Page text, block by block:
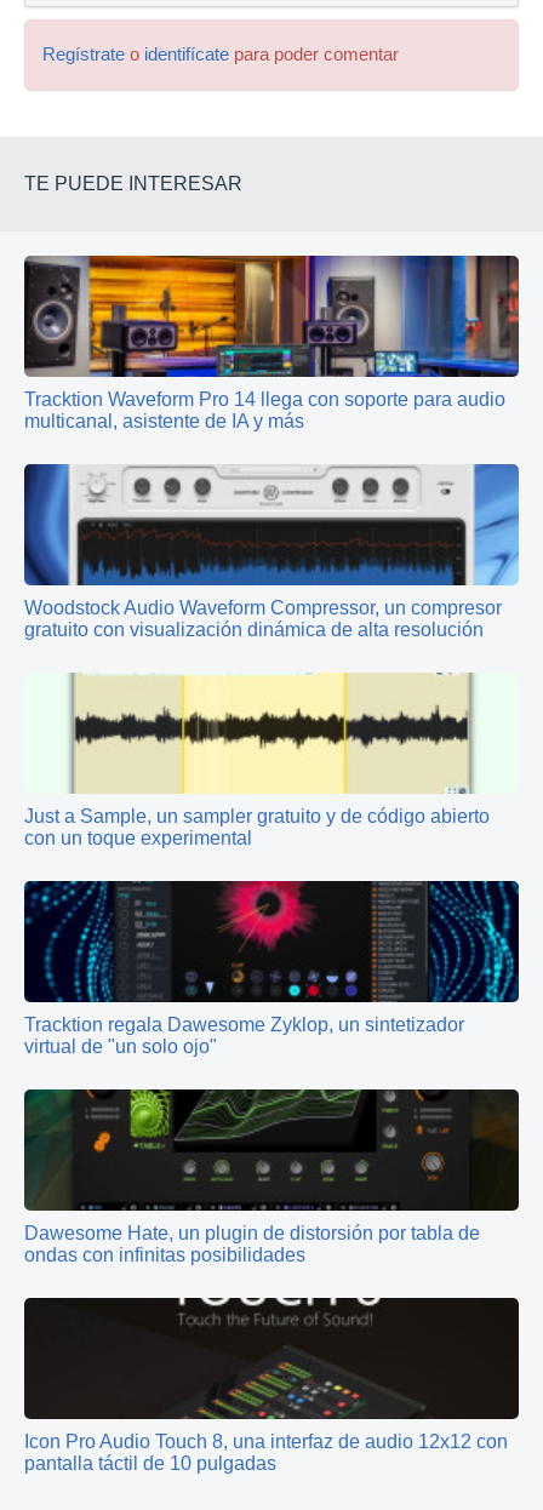
Regístrate o identifícate para poder comentar
TE PUEDE INTERESAR
Tracktion Waveform Pro 14 llega con soporte para audio
multicanal, asistente de IA y más
Woodstock Audio Waveform Compressor, un compresor
gratuito con visualización dinámica de alta resolución
Just a Sample, un sampler gratuito y de código abierto
con un toque experimental
Tracktion regala Dawesome Zyklop, un sintetizador
virtual de "un solo ojo"
Dawesome Hate, un plugin de distorsión por tabla de
ondas con infinitas posibilidades
Icon Pro Audio Touch 8, una interfaz de audio 12x12 con
pantalla táctil de 10 pulgadas